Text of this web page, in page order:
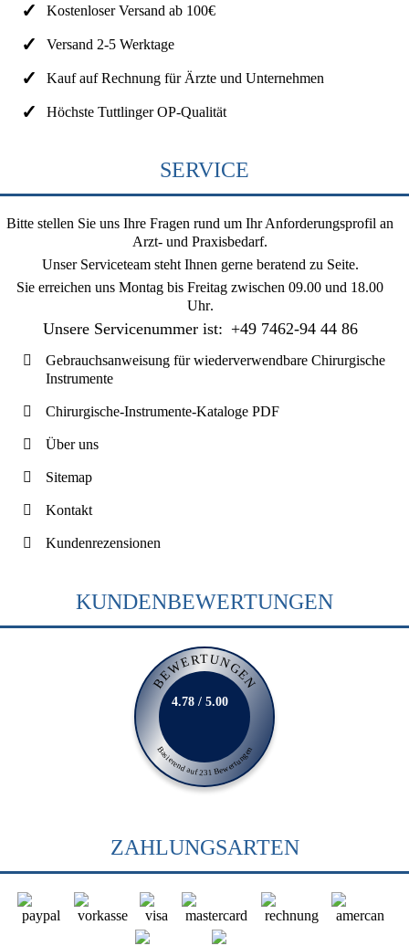
Kostenloser Versand ab 100€
Versand 2-5 Werktage
Kauf auf Rechnung für Ärzte und Unternehmen
Höchste Tuttlinger OP-Qualität
SERVICE
Bitte stellen Sie uns Ihre Fragen rund um Ihr Anforderungsprofil an
Arzt- und Praxisbedarf.
Unser Serviceteam steht Ihnen gerne beratend zu Seite.
Sie erreichen uns Montag bis Freitag zwischen 09.00 und 18.00
Uhr.
Unsere Servicenummer ist: +49 7462-94 44 86
Gebrauchsanweisung für wiederverwendbare Chirurgische
Instrumente
Chirurgische-Instrumente-Kataloge PDF
Über uns
Sitemap
Kontakt
Kundenrezensionen
KUNDENBEWERTUNGEN
BEWERTUNGEN
Basierend auf 231 Bewertungen
4.78 / 5.00
ZAHLUNGSARTEN